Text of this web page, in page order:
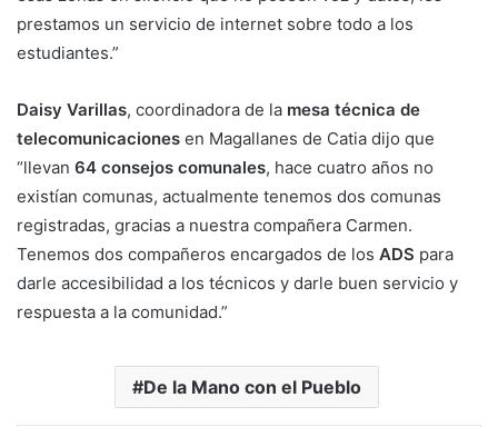
prestamos un servicio de internet sobre todo a los
estudiantes.”
Daisy Varillas, coordinadora de la mesa técnica de
telecomunicaciones en Magallanes de Catia dijo que
“llevan 64 consejos comunales, hace cuatro años no
existían comunas, actualmente tenemos dos comunas
registradas, gracias a nuestra compañera Carmen.
Tenemos dos compañeros encargados de los ADS para
darle accesibilidad a los técnicos y darle buen servicio y
respuesta a la comunidad.”
De la Mano con el Pueblo